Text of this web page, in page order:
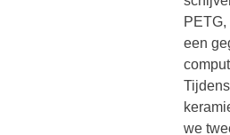
een
we